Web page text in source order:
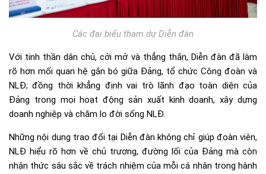
Các đại biểu tham dự Diễn đàn
Với tinh thần dân chủ, cởi mở và thẳng thắn, Diễn đàn đã làm
rõ hơn mối quan hệ gắn bó giữa Đảng, tổ chức Công đoàn và
NLĐ; đồng thời khẳng định vai trò lãnh đạo toàn diện của
Đảng trong mọi hoạt động sản xuất kinh doanh, xây dựng
doanh nghiệp và chăm lo đời sống NLĐ.
Những nội dung trao đổi tại Diễn đàn không chỉ giúp đoàn viên,
NLĐ hiểu rõ hơn về chủ trương, đường lối của Đảng mà còn
nhận thức sâu sắc về trách nhiệm của mỗi cá nhân trong hành